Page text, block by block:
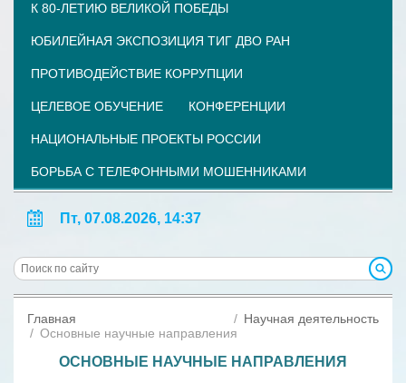
К 80-ЛЕТИЮ ВЕЛИКОЙ ПОБЕДЫ
ЮБИЛЕЙНАЯ ЭКСПОЗИЦИЯ ТИГ ДВО РАН
ПРОТИВОДЕЙСТВИЕ КОРРУПЦИИ
ЦЕЛЕВОЕ ОБУЧЕНИЕ КОНФЕРЕНЦИИ
НАЦИОНАЛЬНЫЕ ПРОЕКТЫ РОССИИ
БОРЬБА С ТЕЛЕФОННЫМИ МОШЕННИКАМИ
Пт, 07.08.2026, 14:37
Главная
Научная деятельность
Основные научные направления
ОСНОВНЫЕ НАУЧНЫЕ НАПРАВЛЕНИЯ